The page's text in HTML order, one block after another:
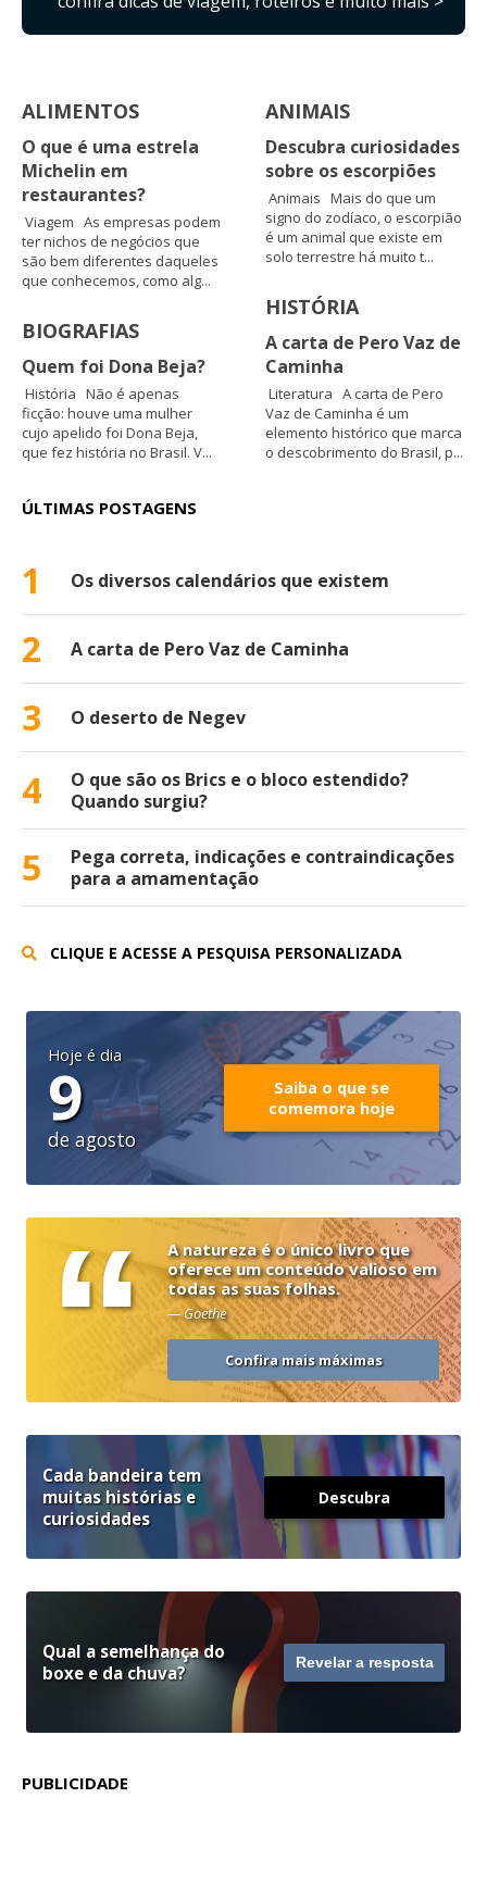
ALIMENTOS
O que é uma estrela
Michelin em
restaurantes?
Viagem As empresas podem
ter nichos de negócios que
são bem diferentes daqueles
que conhecemos, como alg...
BIOGRAFIAS
Quem foi Dona Beja?
História Não é apenas
ficção: houve uma mulher
cujo apelido foi Dona Beja,
que fez história no Brasil. V...
ANIMAIS
Descubra curiosidades
sobre os escorpiões
Animais Mais do que um
signo do zodíaco, o escorpião
é um animal que existe em
solo terrestre há muito t...
HISTÓRIA
A carta de Pero Vaz de
Caminha
Literatura A carta de Pero
Vaz de Caminha é um
elemento histórico que marca
o descobrimento do Brasil, p...
ÚLTIMAS POSTAGENS
1 Os diversos calendários que existem
2 A carta de Pero Vaz de Caminha
3 O deserto de Negev
4
O que são os Brics e o bloco estendido?
Quando surgiu?
5
Pega correta, indicações e contraindicações
para a amamentação
CLIQUE E ACESSE A PESQUISA PERSONALIZADA
Hoje é dia
9
de agosto
Saiba o que se
comemora hoje
“
A natureza é o único livro que
oferece um conteúdo valioso em
todas as suas folhas.
— Goethe
Confira mais máximas
Cada bandeira tem
muitas histórias e
curiosidades
Descubra
Qual a semelhança do
boxe e da chuva?
Revelar a resposta
PUBLICIDADE